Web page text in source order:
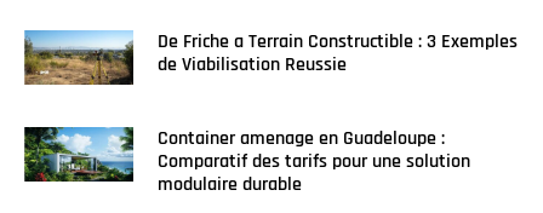
De Friche a Terrain Constructible : 3 Exemples
de Viabilisation Reussie
Container amenage en Guadeloupe :
Comparatif des tarifs pour une solution
modulaire durable